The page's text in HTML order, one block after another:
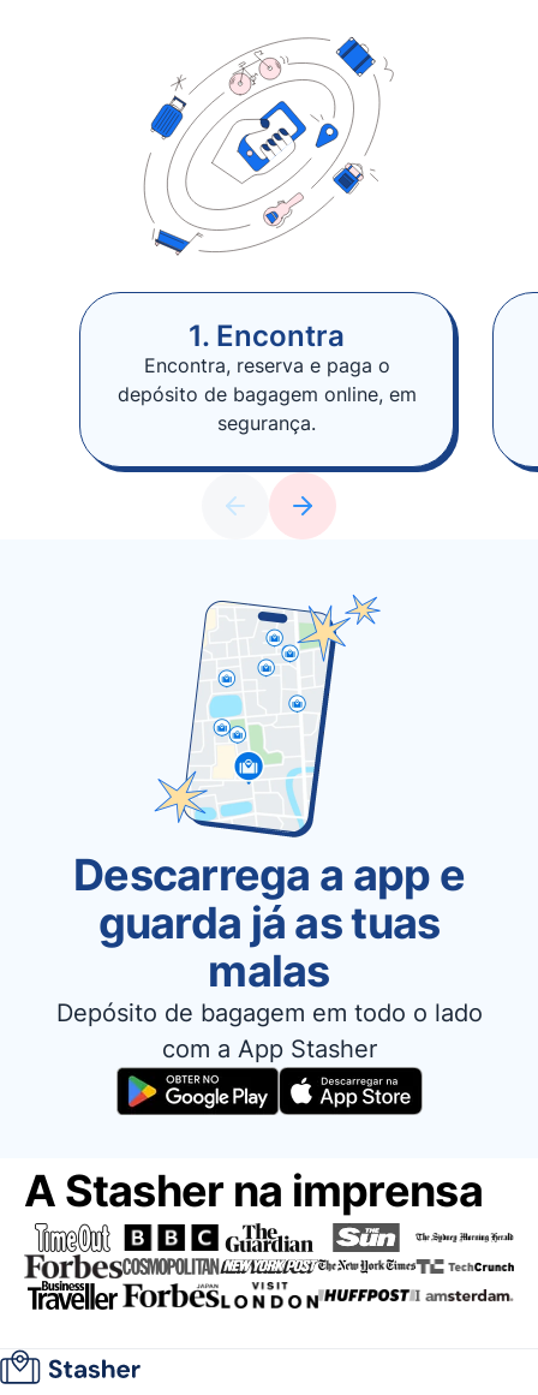
1. Encontra
Encontra, reserva e paga o
depósito de bagagem online, em
segurança.
Descarrega a app e
guarda já as tuas
malas
Depósito de bagagem em todo o lado
com a App Stasher
A Stasher na imprensa